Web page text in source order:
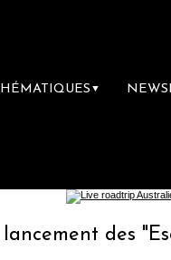
▼
des "Escales